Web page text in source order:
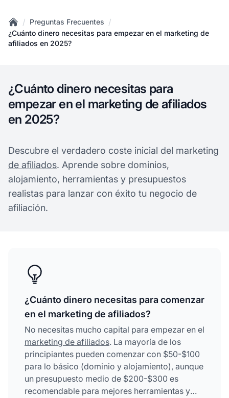
Home
/ Preguntas Frecuentes /
¿Cuánto dinero necesitas para empezar en el marketing de
afiliados en 2025?
¿Cuánto dinero necesitas para
empezar en el marketing de afiliados
en 2025?
Descubre el verdadero coste inicial del marketing
de afiliados. Aprende sobre dominios,
alojamiento, herramientas y presupuestos
realistas para lanzar con éxito tu negocio de
afiliación.
¿Cuánto dinero necesitas para comenzar
en el marketing de afiliados?
No necesitas mucho capital para empezar en el
marketing de afiliados. La mayoría de los
principiantes pueden comenzar con $50-$100
para lo básico (dominio y alojamiento), aunque
un presupuesto medio de $200-$300 es
recomendable para mejores herramientas y